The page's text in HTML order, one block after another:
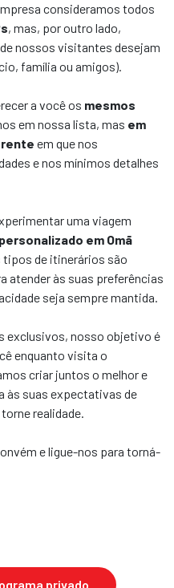
consideramos todos
, mas, por outro lado,
nossos visitantes desejam
família ou amigos).
a você os mesmos
em nossa lista, mas em
em que nos
e nos mínimos detalhes
uma viagem
em Omã
tipos de itinerários são
atender às suas preferências
seja sempre mantida.
exclusivos, nosso objetivo é
enquanto visita o
criar juntos o melhor e
às suas expectativas de
realidade.
e ligue-nos para torná-
privado